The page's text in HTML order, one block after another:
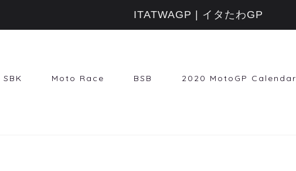
SBK Moto Race BSB 2020 MotoGP Calendar
ITATWAGP | イタたわGP